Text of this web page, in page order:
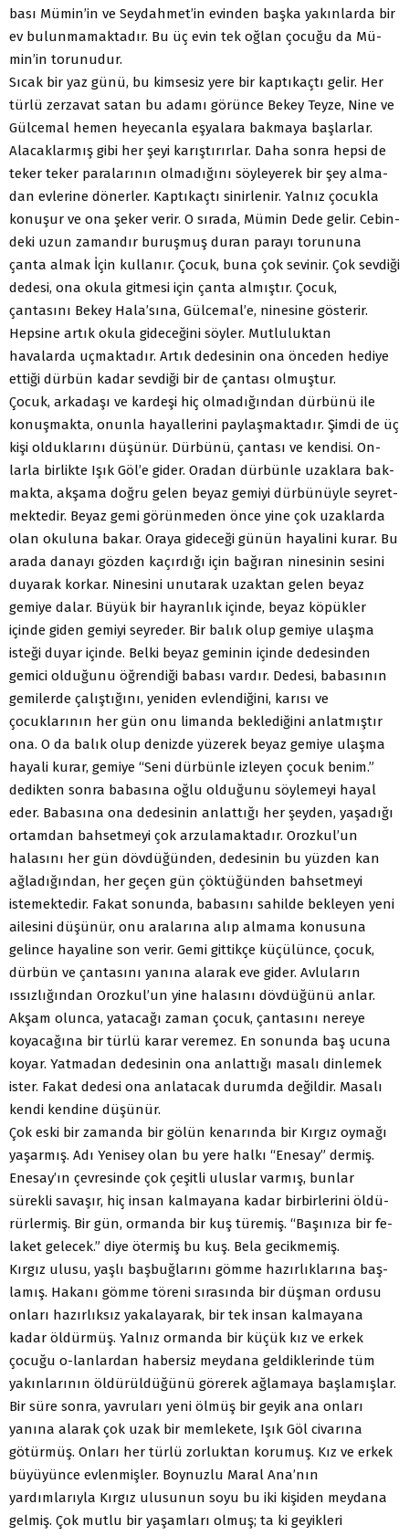
bası Mümin’in ve Seydahmet’in evinden başka yakınlarda bir
ev bulunmamaktadır. Bu üç evin tek oğlan çocuğu da Mü­
min’in torunudur.
Sıcak bir yaz günü, bu kimsesiz yere bir kaptıkaçtı gelir. Her
türlü zerzavat satan bu adamı görünce Bekey Teyze, Ni­ne ve
Gülcemal hemen heyecanla eşyalara bakmaya başlar­lar.
Alacaklarmış gibi her şeyi karıştırırlar. Daha sonra hepsi de
teker teker paralarının olmadığını söyleyerek bir şey alma­
dan evlerine dönerler. Kaptıkaçtı sinirlenir. Yalnız çocukla
ko­nuşur ve ona şeker verir. O sırada, Mümin Dede gelir. Cebin­
deki uzun zamandır buruşmuş duran parayı torununa
çanta almak İçin kullanır. Çocuk, buna çok sevinir. Çok sevdiği
de­desi, ona okula gitmesi için çanta almıştır. Çocuk,
çantasını Bekey Hala’sına, Gülcemal’e, ninesine gösterir.
Hepsine artık okula gideceğini söyler. Mutluluktan
havalarda uçmaktadır. Artık dedesinin ona önceden hediye
ettiği dürbün kadar sev­diği bir de çantası olmuştur.
Çocuk, arkadaşı ve kardeşi hiç olmadığından dürbünü ile
konuşmakta, onunla hayallerini paylaşmaktadır. Şimdi de üç
kişi olduklarını düşünür. Dürbünü, çantası ve kendisi. On­
larla birlikte Işık Göl’e gider. Oradan dürbünle uzaklara bak­
makta, akşama doğru gelen beyaz gemiyi dürbünüyle seyret­
mektedir. Beyaz gemi görünmeden önce yine çok uzaklarda
olan okuluna bakar. Oraya gideceği günün hayalini kurar. Bu
arada danayı gözden kaçırdığı için bağıran ninesinin sesini
duyarak korkar. Ninesini unutarak uzaktan gelen beyaz
gemiye dalar. Büyük bir hayranlık içinde, beyaz köpükler
içinde giden gemiyi seyreder. Bir balık olup gemiye ulaşma
isteği duyar içinde. Belki beyaz geminin içinde dedesinden
gemici olduğunu öğrendiği babası vardır. Dedesi, babasının
gemiler­de çalıştığını, yeniden evlendiğini, karısı ve
çocuklarının her gün onu limanda beklediğini anlatmıştır
ona. O da balık olup denizde yüzerek beyaz gemiye ulaşma
hayali kurar, gemiye “Seni dürbünle izleyen çocuk benim.”
dedikten sonra baba­sına oğlu olduğunu söylemeyi hayal
eder. Babasına ona de­desinin anlattığı her şeyden, yaşadığı
ortamdan bahsetmeyi çok arzulamaktadır. Orozkul’un
halasını her gün dövdüğün­den, dedesinin bu yüzden kan
ağladığından, her geçen gün çöktüğünden bahsetmeyi
istemektedir. Fakat sonunda, ba­basını sahilde bekleyen yeni
ailesini düşünür, onu aralarına alıp almama konusuna
gelince hayaline son verir. Gemi git­tikçe küçülünce, çocuk,
dürbün ve çantasını yanına alarak eve gider. Avluların
ıssızlığından Orozkul’un yine halasını dövdüğünü anlar.
Akşam olunca, yatacağı zaman çocuk, çantasını nereye
koyacağına bir türlü karar veremez. En so­nunda baş ucuna
koyar. Yatmadan dedesinin ona anlattığı masalı dinlemek
ister. Fakat dedesi ona anlatacak durumda değildir. Masalı
kendi kendine düşünür.
Çok eski bir zamanda bir gölün kenarında bir Kırgız oy­mağı
yaşarmış. Adı Yenisey olan bu yere halkı “Enesay” der­miş.
Enesay’ın çevresinde çok çeşitli uluslar varmış, bunlar
sürekli savaşır, hiç insan kalmayana kadar birbirlerini öldü-
rürlermiş. Bir gün, ormanda bir kuş türemiş. “Başınıza bir fe­
laket gelecek.” diye ötermiş bu kuş. Bela gecikmemiş.
Kırgız ulusu, yaşlı başbuğlarını gömme hazırlıklarına baş­
lamış. Hakanı gömme töreni sırasında bir düşman ordusu
onları hazırlıksız yakalayarak, bir tek insan kalmayana
kadar öldürmüş. Yalnız ormanda bir küçük kız ve erkek
çocuğu o-lanlardan habersiz meydana geldiklerinde tüm
yakınlarının öldürüldüğünü görerek ağlamaya başlamışlar.
Bir süre sonra, yavruları yeni ölmüş bir geyik ana onları
yanına alarak çok uzak bir memlekete, Işık Göl civarına
götürmüş. Onları her türlü zorluktan korumuş. Kız ve erkek
büyüyünce evlenmiş­ler. Boynuzlu Maral Ana’nın
yardımlarıyla Kırgız ulusunun soyu bu iki kişiden meydana
gelmiş. Çok mutlu bir yaşamları olmuş; ta ki geyikleri